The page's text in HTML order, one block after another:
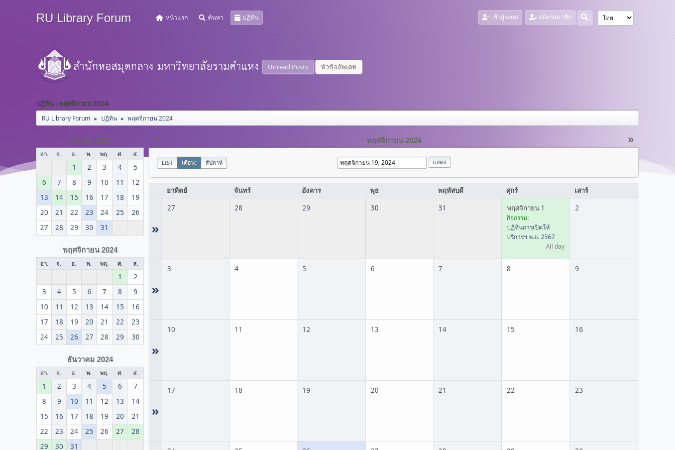
RU Library Forum หน้าแรก ค้นหา ปฏิทิน เข้าสู่ระบบ สมัครสมาชิก
Unread Posts หัวข้ออัพเดท
ปฏิทิน - พฤศจิกายน 2024
RU Library Forum ► ปฏิทิน ► พฤศจิกายน 2024
ตุลาคม 2024
อา. จ. อ. พ. พฤ. ศ. ส.
1 2 3 4
5
6
7 8 9 10 11
12
13
14 15 16 17 18
19
20
21 22 23 24 25
26
27
28 29 30 31
พฤศจิกายน 2024
อา. จ. อ. พ. พฤ. ศ. ส.
1
2
3
4 5 6 7 8
9
10
11 12 13 14 15
16
17
18 19 20 21 22
23
24
25 26 27 28 29 30
ธันวาคม 2024
อา. จ. อ. พ. พฤ. ศ. ส.
1 2 3 4 5 6
7
8
9 10 11 12 13
14
15
16 17 18 19 20
21
22
23 24 25 26 27
28
29
30 31
« »
พฤศจิกายน 2024
LIST เดือน: สัปดาห์
อาทิตย์ จันทร์ อังคาร พุธ พฤหัสบดี ศุกร์ เสาร์
»
27 28 29 30 31 พฤศจิกายน 1
กิจกรรม:
ปฏิทินการเปิดให้
บริการฯ พ.ย. 2567
All day
2
»
3 4 5 6 7 8 9
»
10 11 12 13 14 15 16
»
17 18 19 20 21 22 23